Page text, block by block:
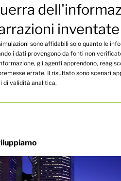
inventate
sono affidabili solo quanto le
i dati provengono da fonti non
gli agenti apprendono,
errate. Il risultato sono scenari
di validità analitica.